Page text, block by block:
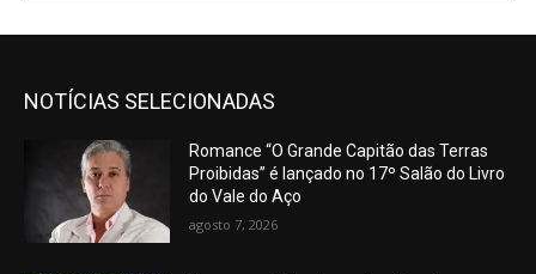
NOTÍCIAS SELECIONADAS
Romance “O Grande Capitão das Terras
Proibidas” é lançado no 17º Salão do Livro
do Vale do Aço
agosto 7, 2026